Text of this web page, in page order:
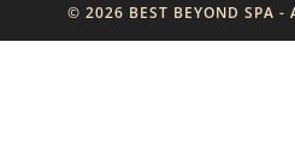
© 2026 BEST BEYOND SPA -